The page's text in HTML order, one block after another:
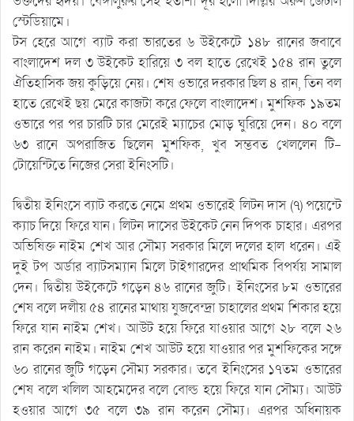
স্টেডিয়ামে।
টস হেরে আগে ব্যাট করা ভারতের ৬ উইকেটে ১৪৮ রানের জবাবে
বাংলাদেশ দল ৩ উইকেট হারিয়ে ৩ বল হাতে রেখেই ১৫৪ রান তুলে
ঐতিহাসিক জয় কুড়িয়ে নেয়। শেষ ওভারে দরকার ছিল ৪ রান, তিন বল
হাতে রেখেই ছয় মেরে কাজটা করে ফেলে বাংলাদেশ। মুশফিক ১৯তম
ওভারে পর পর চারটি চার মেরেই ম্যাচের মোড় ঘুরিয়ে দেন। ৪০ বলে
৬৩ রানে অপরাজিত ছিলেন মুশফিক, খুব সম্ভবত খেললেন টি-
টোয়েন্টিতে নিজের সেরা ইনিংসটি।
দ্বিতীয় ইনিংসে ব্যাট করতে নেমে প্রথম ওভারেই লিটন দাস (৭) পয়েন্টে
ক্যাচ দিয়ে ফিরে যান। লিটন দাসের উইকেট নেন দিপক চাহার। এরপর
অভিষিক্ত নাইম শেখ আর সৌম্য সরকার মিলে দলের হাল ধরেন। এই
দুই টপ অর্ডার ব্যাটসম্যান মিলে টাইগারদের প্রাথমিক বিপর্যয় সামাল
দেন। দ্বিতীয় উইকেটে গড়েন ৪৬ রানের জুটি। ইনিংসের ৮ম ওভারের
শেষ বলে দলীয় ৫৪ রানের মাথায় যুজবেন্দ্রা চাহালের প্রথম শিকার হয়ে
ফিরে যান নাইম শেখ। আউট হয়ে ফিরে যাওয়ার আগে ২৮ বলে ২৬
রান করেন নাইম। নাইম শেখ আউট হয়ে যাওয়ার পর মুশফিকের সঙ্গে
৬০ রানের জুটি গড়েন সৌম্য সরকার। তবে ইনিংসের ১৭তম ওভারের
শেষ বলে খলিল আহমেদের বলে বোল্ড হয়ে ফিরে যান সৌম্য। আউট
হওয়ার আগে ৩৫ বলে ৩৯ রান করেন সৌম্য। এরপর অধিনায়ক